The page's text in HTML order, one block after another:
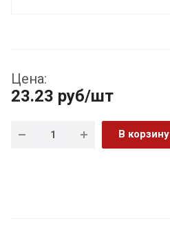
Цена:
23.23 руб/шт
В корзину